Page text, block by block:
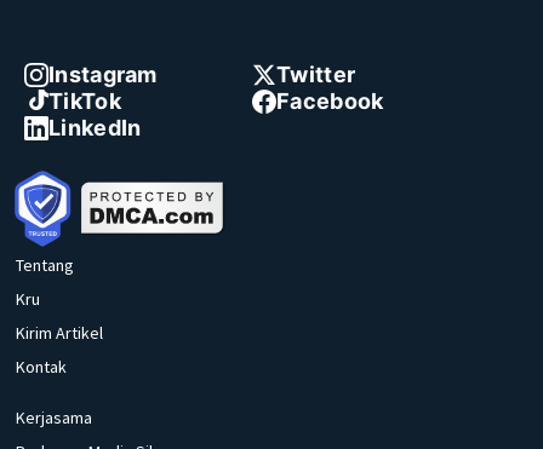
Instagram
Twitter
TikTok
Facebook
LinkedIn
Tentang
Kru
Kirim Artikel
Kontak
Kerjasama